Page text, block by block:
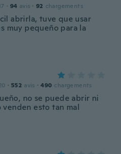
· 94 avis · 92 chargements
abrirla, tuve que usar
muy pequeño para la
· 552 avis · 490 chargements
no se puede abrir ni
venden esto tan mal